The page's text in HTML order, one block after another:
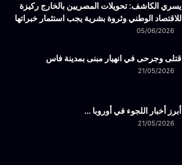
يسري الكاشف: تحويلات المصريين بالخارج ركيزة
للاقتصاد الوطني وثروة بشرية يجب استثمار خبراتها
05/06/2026
قتلى وجرحى في انهيار مبنى بمدينة فاس
21/05/2026
أبرز أخبار اللجوء في أوروبا …
21/05/2026